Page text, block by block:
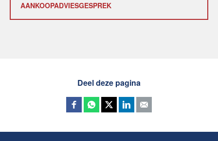
AANKOOPADVIESGESPREK
Deel deze pagina